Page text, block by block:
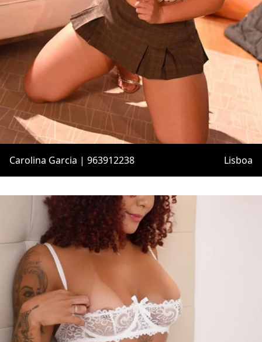
Carolina Garcia | 963912238 Lisboa